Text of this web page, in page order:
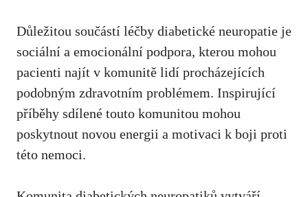
Důležitou součástí léčby ⁤diabetické neuropatie je‍
sociální a emocionální​ podpora, kterou mohou
pacienti najít v ‌komunitě lidí procházejících
podobným zdravotním problémem. Inspirující
příběhy sdílené touto komunitou mohou
poskytnout novou energii a ⁢motivaci k boji proti‍
této nemoci. ⁤